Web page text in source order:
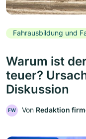
Fahrausbildung und
Warum ist
teuer?
Diskussion
FW Von Redaktion